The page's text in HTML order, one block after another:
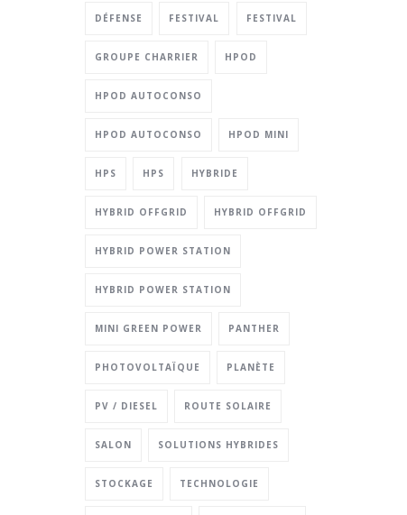
DÉFENSE FESTIVAL FESTIVAL
GROUPE CHARRIER HPOD
HPOD AUTOCONSO
HPOD AUTOCONSO HPOD MINI
HPS HPS HYBRIDE
HYBRID OFFGRID HYBRID OFFGRID
HYBRID POWER STATION
HYBRID POWER STATION
MINI GREEN POWER PANTHER
PHOTOVOLTAÏQUE PLANÈTE
PV / DIESEL ROUTE SOLAIRE
SALON SOLUTIONS HYBRIDES
STOCKAGE TECHNOLOGIE